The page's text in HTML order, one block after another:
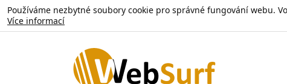
Používáme nezbytné soubory cookie pro správné fungování webu.
Více informací